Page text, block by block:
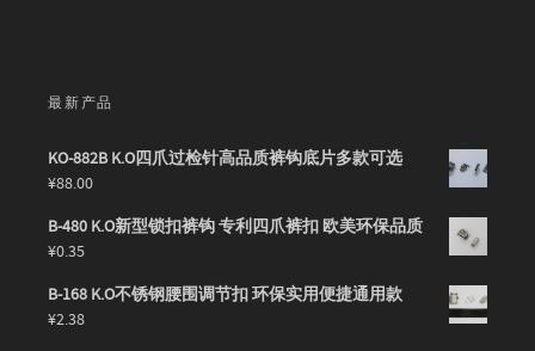
最新产品
KO-882B K.O四爪过检针高品质裤钩底片多款可选
¥88.00
B-480 K.O新型锁扣裤钩 专利四爪裤扣 欧美环保品质
¥0.35
B-168 K.O不锈钢腰围调节扣 环保实用便捷通用款
¥2.38